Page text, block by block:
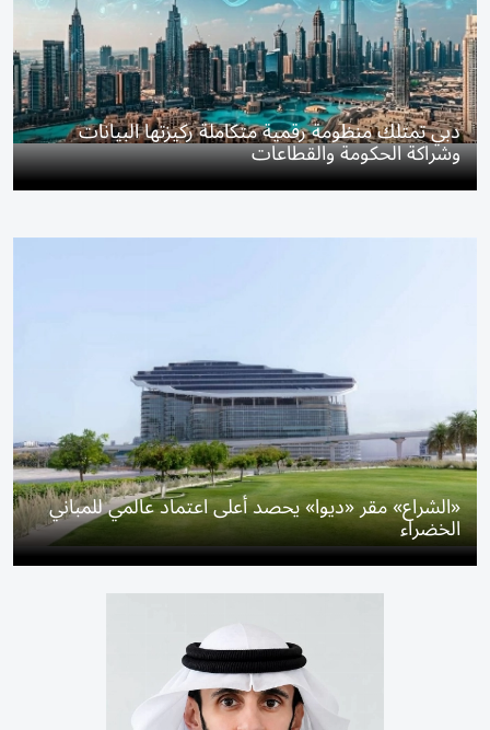
دبي تمتلك منظومة رقمية متكاملة ركيزتها البيانات
وشراكة الحكومة والقطاعات
«الشراع» مقر «ديوا» يحصد أعلى اعتماد عالمي للمباني
الخضراء